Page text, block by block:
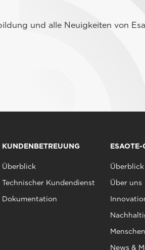
und alle Neuigkeiten von
KUNDENBETREUUNG
Überblick
Technischer Kundendienst
Dokumentation
ESAOTE-
Überblick
Über uns
Menschen
News &